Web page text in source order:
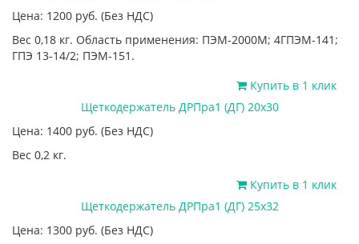
Цена: 1200 руб. (Без НДС)
Вес 0,18 кг. Область применения: ПЭМ-2000М; 4ГПЭМ-141;
ГПЭ 13-14/2; ПЭМ-151.
Купить в 1 клик
Щеткодержатель ДРПра1 (ДГ) 20х30
Цена: 1400 руб. (Без НДС)
Вес 0,2 кг.
Купить в 1 клик
Щеткодержатель ДРПра1 (ДГ) 25х32
Цена: 1300 руб. (Без НДС)